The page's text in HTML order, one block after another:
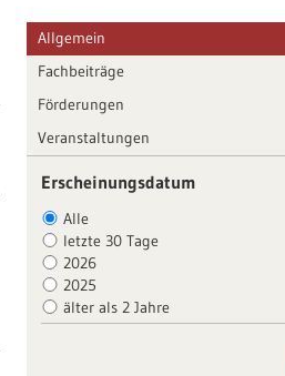
Allgemein
Fachbeiträge
Förderungen
Veranstaltungen
Erscheinungsdatum
Alle
letzte 30 Tage
2026
2025
älter als 2 Jahre